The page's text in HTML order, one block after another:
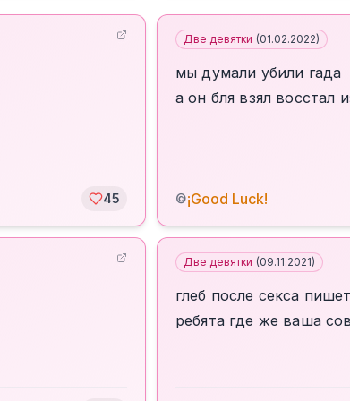
45
Две девятки (01.02.2022)
мы думали убили гада
а он бля взял восстал
©¡Good Luck!
Две девятки (09.11.2021)
глеб после секса
ребята где же ваша